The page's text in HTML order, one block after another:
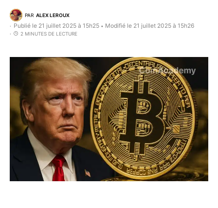
PAR ALEX LEROUX
Publié le 21 juillet 2025 à 15h25 • Modifié le 21 juillet 2025 à 15h26
2 MINUTES DE LECTURE